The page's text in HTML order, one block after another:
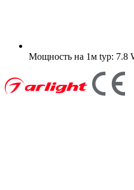
Мощность на 1м typ: 7.8